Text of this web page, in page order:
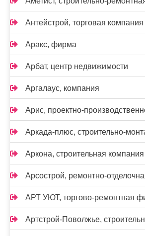
Антейстрой, торговая компания
Аракс, фирма
Арбат, центр недвижимости
Аргалаус, компания
Арис, проектно-
Аркада-плюс, строительно-
Аркона, строительная компания
Арсострой, ремонтно-
АРТ УЮТ, торгово-ремонтная
Артстрой-Поволжье,